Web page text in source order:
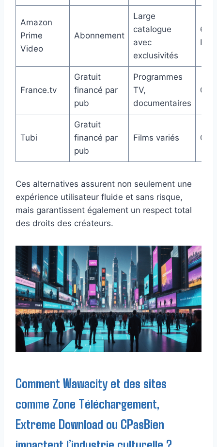
Amazon
Prime
Video
Abonnement
Large
catalogue
avec
exclusivités
6 €
France.tv
Gratuit
financé par
pub
Programmes
TV,
documentaires
0 €
Tubi
Gratuit
financé par
pub
Films variés 0 €
Ces alternatives assurent non seulement une
expérience utilisateur fluide et sans risque,
mais garantissent également un respect total
des droits des créateurs.
Comment Wawacity et des sites
comme Zone Téléchargement,
Extreme Download ou CPasBien